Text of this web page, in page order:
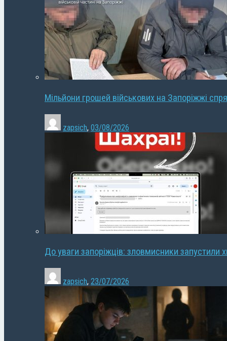
Мільйони грошей військових на Запоріжжі
zapsich, 03/08/2026
До уваги запоріжців: зловмисники запустили
zapsich, 23/07/2026